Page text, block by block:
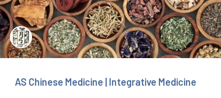
AS Chinese Medicine | Integrative Medicine